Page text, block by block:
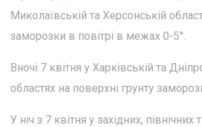
Миколаївській та Херсонській
заморозки в повітрі в межах 0-5°.
Вночі 7 квітня у Харківській та
областях на поверхні грунту
У ніч з 7 квітня у західних, північних